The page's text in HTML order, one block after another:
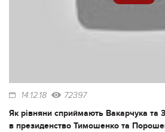
14.12.18 72397
Як рівняни сприймають Вакарчука та
в президенство Тимошенко та